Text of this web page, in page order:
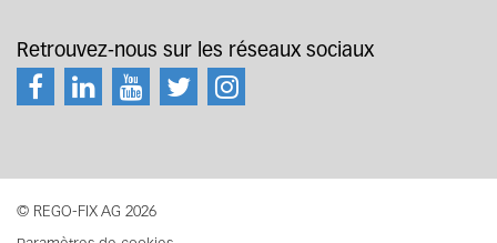
Retrouvez-nous sur les réseaux sociaux
© REGO-FIX AG 2026